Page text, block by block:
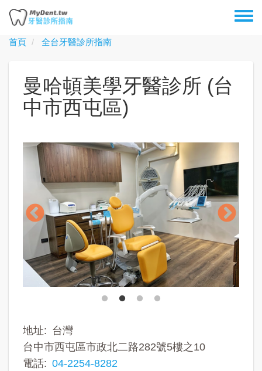
移
主首頁 全台牙醫診所指南
曼哈頓美學牙醫診所 (台
中市西屯區)
地址
台灣
台中市西屯區市政北二路282號5樓之10
電話
04-2254-8282